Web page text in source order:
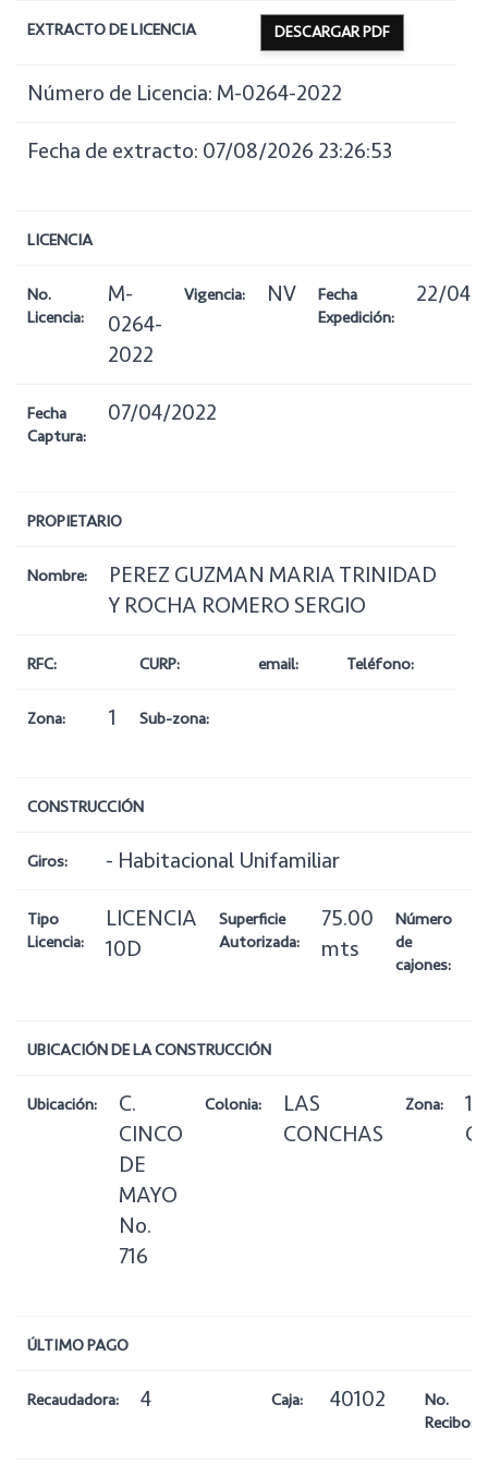
EXTRACTO DE LICENCIA DESCARGAR PDF
Número de Licencia: M-0264-2022
Fecha de extracto: 07/08/2026 23:26:53
LICENCIA
No.
Licencia:
M-
0264-
2022
Vigencia: NV
Fecha
Expedición:
22/04/
Fecha
Captura:
07/04/2022
PROPIETARIO
Nombre:
PEREZ GUZMAN MARIA TRINIDAD
Y ROCHA ROMERO SERGIO
RFC: CURP: email: Teléfono:
Zona: 1 Sub-zona:
CONSTRUCCIÓN
Giros: - Habitacional Unifamiliar
Tipo
Licencia:
LICENCIA
10D
Superficie
Autorizada:
75.00
mts
Número
de
cajones:
UBICACIÓN DE LA CONSTRUCCIÓN
Ubicación:
C.
CINCO
DE
MAYO
No.
716
Colonia:
LAS
CONCHAS
Zona:
1
ÚLTIMO PAGO
Recaudadora: 4 Caja: 40102
No.
Recibo: